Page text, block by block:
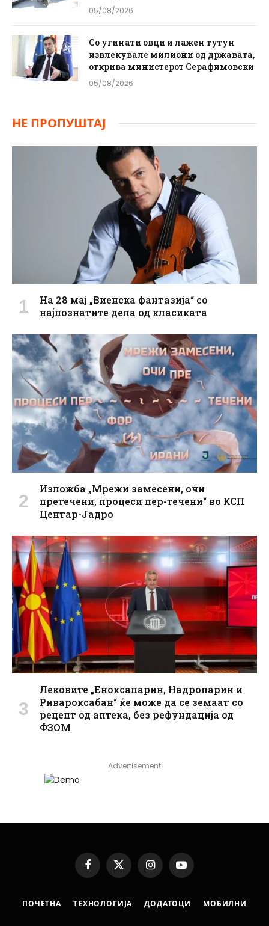
05/08/2026
Со угинати овци и лажен тутун
извлекувале милиони од државата,
открива министерот Серафимовски
05/08/2026
НЕ ПРОПУШТАЈ
На 28 мај „Виенска фантазија“ со
најпознатите дела од класиката
Изложба „Мрежи замесени, очи
претечени, процеси пер-течени“ во КСП
Центар-Јадро
Лековите „Еноксапарин, Надропарин и
Ривароксабан“ ќе може да се земаат со
рецепт од аптека, без рефундација од
ФЗОМ
Advertisement
Facebook
X
(Twitter)
InstagramYouTube
ПОЧЕТНА ТЕХНОЛОГИЈА ДОДАТОЦИ МОБИЛНИ